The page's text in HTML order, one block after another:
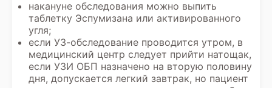
накануне обследования можно выпить
таблетку Эспумизана или активированного
угля;
если УЗ-обследование проводится утром, в
медицинский центр следует прийти натощак,
если УЗИ ОБП назначено на вторую половину
дня, допускается легкий завтрак, но пациент